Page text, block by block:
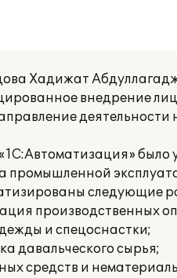
Хадижат
внедрение
было
промышленной
следующие
производственных
и спецоснастки;
давальческого сырья;
средств и